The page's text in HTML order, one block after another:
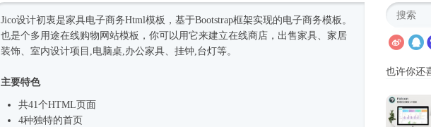
Jico设计初衷是家具电子商务Html模板 ，基于Bootstrap框架实现的电子商务模板。
也是个多用途在线购物 网站模板 ，你可以用它来建立在线商店，出售家具、家居
装饰、室内设计项目,电脑桌,办公家具、挂钟,台灯等。
主要特色
共41个HTML页面
4种独特的首页
也许你还